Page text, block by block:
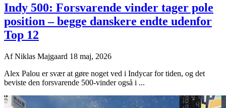
Indy 500: Forsvarende vinder tager pole
position – begge danskere endte udenfor
Top 12
AfNiklas Majgaard 18 maj, 2026
Alex Palou er svær at gøre noget ved i Indycar for tiden, og det
beviste den forsvarende 500-vinder også i ...